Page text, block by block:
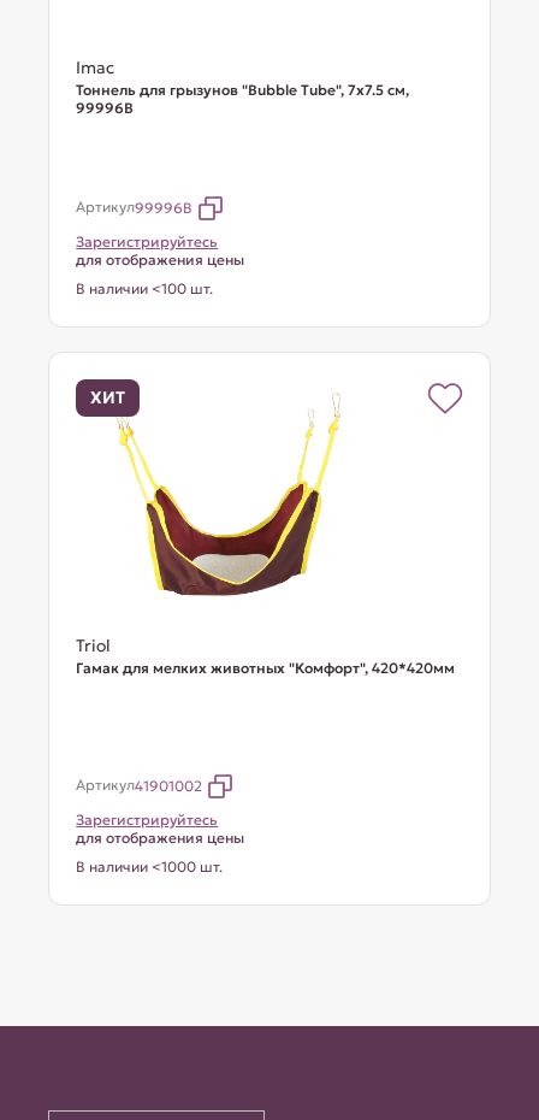
Imac
Тоннель для грызунов "Bubble Tube", 7х7.5 см,
99996В
Артикул99996B
Зарегистрируйтесь
для отображения цены
В наличии <100 шт.
ХИТ
Triol
Гамак для мелких животных "Комфорт", 420*420мм
Артикул41901002
Зарегистрируйтесь
для отображения цены
В наличии <1000 шт.